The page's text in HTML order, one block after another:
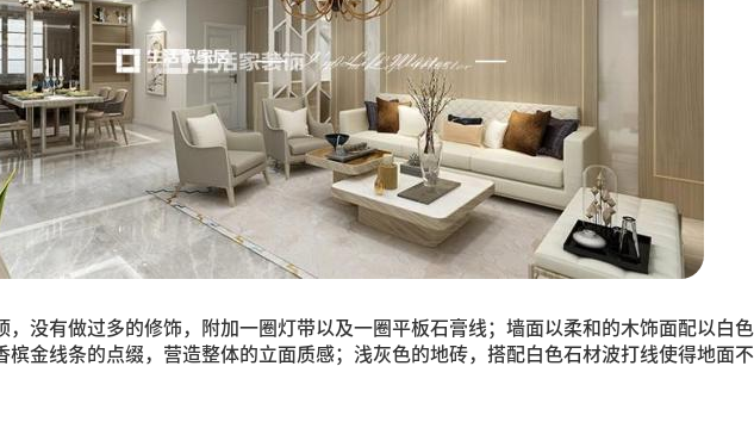
，没有做过多的修饰，附加一圈灯带以及一圈平板石膏线；墙面以柔和的木饰面配以白色
槟金线条的点缀，营造整体的立面质感；浅灰色的地砖，搭配白色石材波打线使得地面不